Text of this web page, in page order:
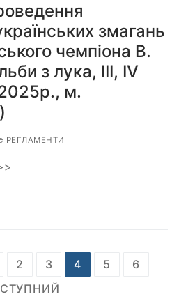
змагань
чемпіона В.
з лука, ІІІ, IV
м.
РЕГЛАМЕНТИ
2 3 4 5
6